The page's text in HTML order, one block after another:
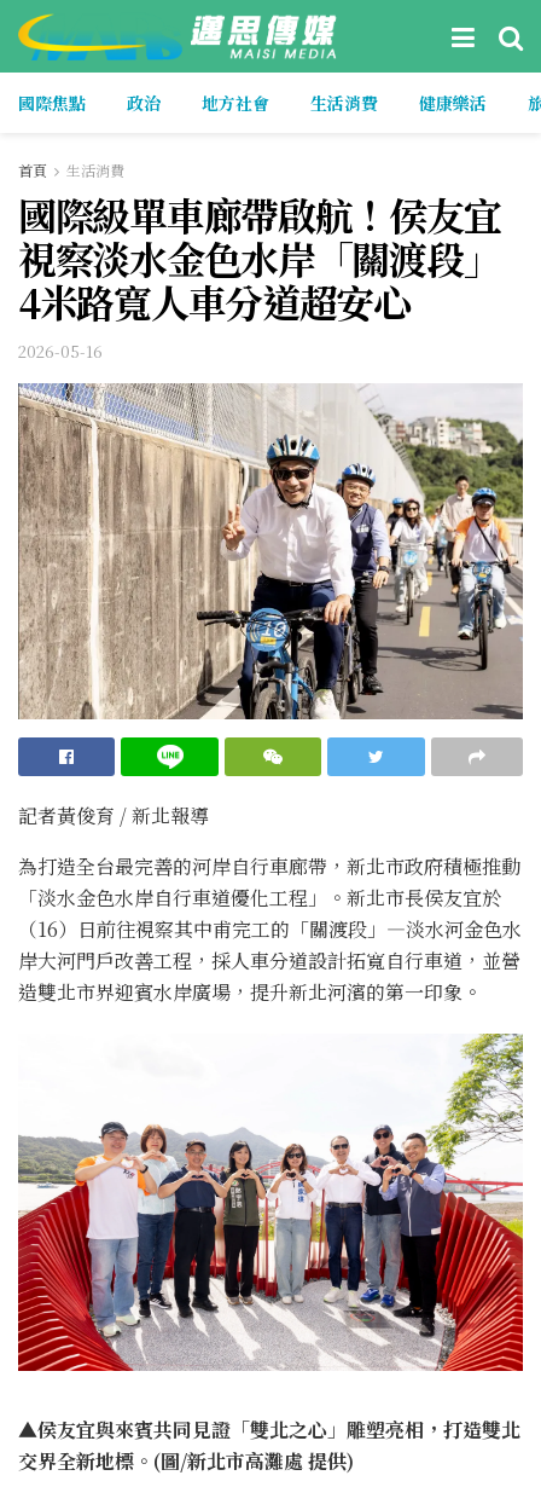
國際焦點 政治 地方社會 生活消費 健康樂活
首頁 生活消費
國際級單車廊帶啟航！侯友宜
視察淡水金色水岸「關渡段」
4米路寬人車分道超安心
2026-05-16
記者黃俊育 / 新北報導
為打造全台最完善的河岸自行車廊帶，新北市政府積極推動
「淡水金色水岸自行車道優化工程」。新北市長侯友宜於
（16）日前往視察其中甫完工的「關渡段」—淡水河金色水
岸大河門戶改善工程，採人車分道設計拓寬自行車道，並營
造雙北市界迎賓水岸廣場，提升新北河濱的第一印象。
▲侯友宜與來賓共同見證「雙北之心」雕塑亮相，打造雙北
交界全新地標。(圖/新北市高灘處 提供)